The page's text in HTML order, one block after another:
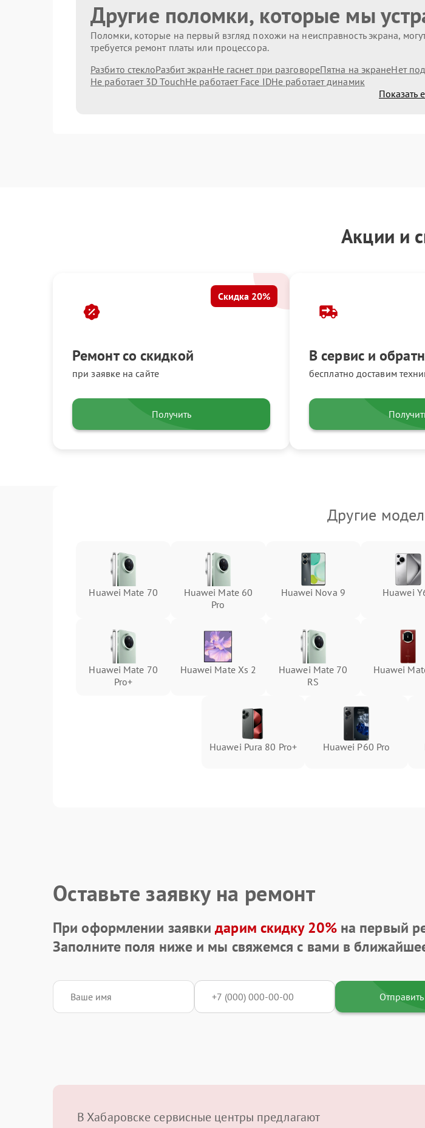
Другие поломки, которые мы
Поломки, которые на первый взгляд похожи на неисправность экрана,
требуется ремонт платы или процессора.
Разбито стеклоРазбит экранНе гаснет при разговореПятна на экранеНет
Не работает 3D TouchНе работает Face IDНе работает динамик
Показать
Акции и
Ремонт со скидкой
при заявке на сайте
Скидка 20%
Получить
В сервис и
бесплатно доставим
Другие
Huawei Mate 70
Huawei Mate 60
Pro
Huawei Nova 9 Huawei
Huawei Mate 70
Pro+
Huawei Mate Xs 2
Huawei Mate 70
RS
Huawei
Huawei Pura 80 Pro+ Huawei P60 Pro
Оставьте заявку на ремонт
При оформлении заявкидарим скидку 20%на первый
Заполните поля ниже и мы свяжемся с вами в
В Хабаровске сервисные центры предлагают